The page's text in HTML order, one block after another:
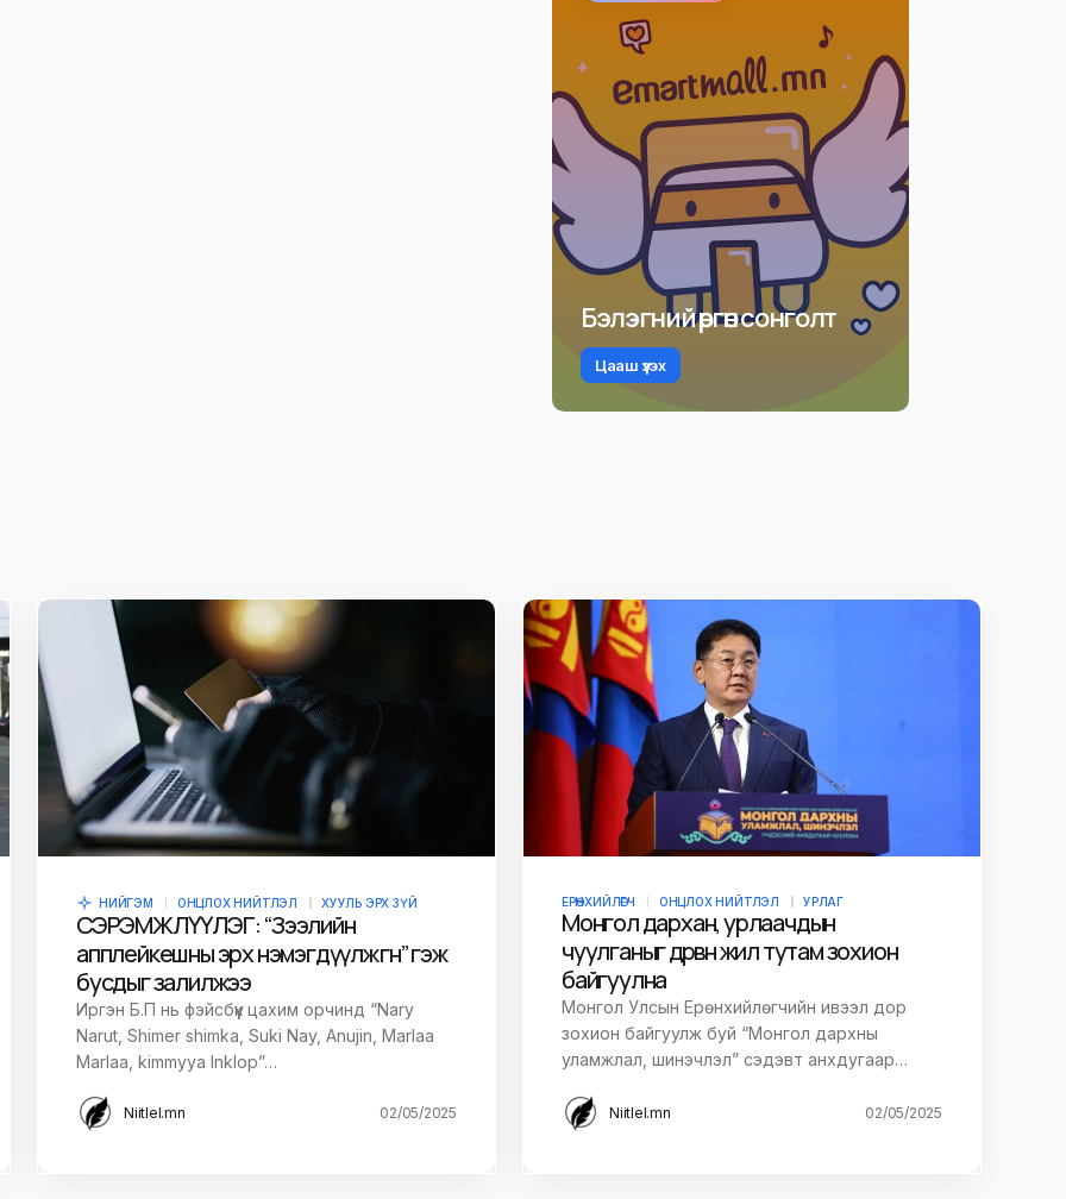
Бэлэгний өргөн сонголт
Цааш үзэх
НИЙГЭМ ОНЦЛОХ НИЙТЛЭЛ ХУУЛЬ ЭРХ ЗҮЙ
СЭРЭМЖЛҮҮЛЭГ: “Зээлийн
апплейкешны эрх нэмэгдүүлж өгнө” гэж
бусдыг залилжээ
Иргэн Б.П нь фэйсбүүк цахим орчинд “Nary
Narut, Shimer shimka, Suki Nay, Anujin, Marlaa
Marlaa, kimmyya InkIop”…
Niitlel.mn 02/05/2025
ЕРӨНХИЙЛӨГЧ ОНЦЛОХ НИЙТЛЭЛ УРЛАГ
Монгол дархан, урлаачдын
чуулганыг дөрвөн жил тутам зохион
байгуулна
Монгол Улсын Ерөнхийлөгчийн ивээл дор
зохион байгуулж буй “Монгол дархны
уламжлал, шинэчлэл” сэдэвт анхдугаар…
Niitlel.mn 02/05/2025